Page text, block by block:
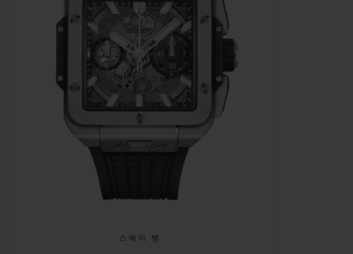
스퀘어 뱅